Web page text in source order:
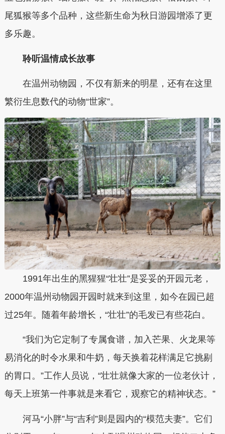
尾狐猴等多个品种，这些新生命为秋日游园增添了更
多乐趣。
聆听温情成长故事
在温州动物园，不仅有新来的明星，还有在这里
繁衍生息数代的动物“世家”。
1991年出生的黑猩猩“壮壮”是妥妥的开园元老，
2000年温州动物园开园时就来到这里，如今在园已超
过25年。随着年龄增长，“壮壮”的毛发已有些花白。
“我们为它定制了专属食谱，加入芒果、火龙果等
易消化的时令水果和牛奶，每天换着花样满足它挑剔
的胃口。”工作人员说，“壮壮就像大家的一位老伙计，
每天上班第一件事就是来看它，观察它的精神状态。”
河马“小胖”与“吉利”则是园内的“模范夫妻”。它们